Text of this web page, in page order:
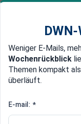
Newsticker
Edelmetalle
Keir
Weniger E-Mails,
Wochenrückblick
Themen kompakt
überläuft.
E-mail: *